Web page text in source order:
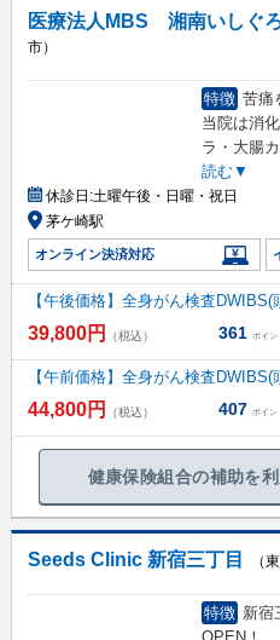
医療法人MBS 湘南いしぐ
市）
特徴 苦痛
当院は消
ラ・大腸
読む▼
休診日:土曜午後・日曜・祝日
茅ケ崎駅
オンライン決済対応
【午後価格】全身がん検査
39,800円 （税込） 361 ポイン
【午前価格】全身がん検査
44,800円 （税込） 407 ポイン
健康保険組合の補助を
Seeds Clinic 新宿三丁目
（
特徴 新宿